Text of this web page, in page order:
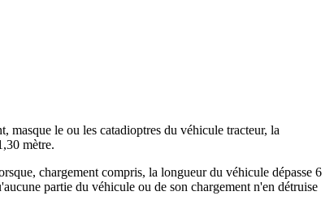
le ou les catadioptres du véhicule tracteur, la
mètre.
chargement compris, la longueur du véhicule dépasse 6
partie du véhicule ou de son chargement n'en détruise